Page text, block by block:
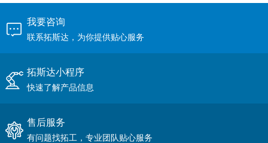
我要咨询
联系拓斯达，为你提供贴心服务
拓斯达小程序
快速了解产品信息
售后服务
有问题找拓工，专业团队贴心服务